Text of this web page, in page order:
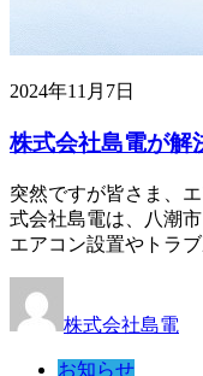
2024年11月7日
株式会社島電が解
突然ですが皆さま、
式会社島電は、八潮
エアコン設置やトラ
株式会社島電
お知らせ